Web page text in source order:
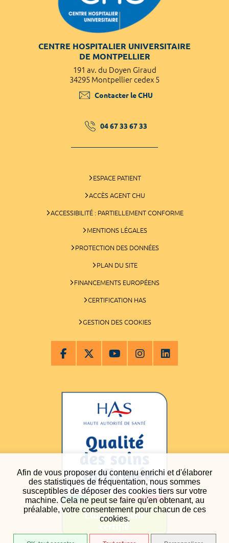
Afin de vous proposer du contenu enrichi et d'élaborer
des statistiques de fréquentation, nous sommes
susceptibles de déposer des cookies tiers sur votre
machine. Cela ne peut se faire qu'en obtenant, au
préalable, votre consentement pour chacun de ces
cookies.
CENTRE HOSPITALIER UNIVERSITAIRE
DE MONTPELLIER
191 av. du Doyen Giraud
34295 Montpellier cedex 5
Contacter le CHU
04 67 33 67 33
ESPACE PATIENT
ACCÈS AGENT CHU
ACCESSIBILITÉ : PARTIELLEMENT CONFORME
MENTIONS LÉGALES
PROTECTION DES DONNÉES
PLAN DU SITE
FINANCEMENTS EUROPÉENS
CERTIFICATION HAS
GESTION DES COOKIES